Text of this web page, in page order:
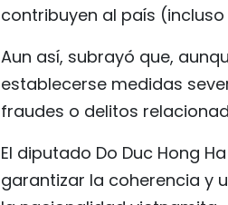
contribuyen al país
Aun así, subrayó que,
establecerse medidas
fraudes o delitos
El diputado Do Duc Hong
garantizar la coherencia y